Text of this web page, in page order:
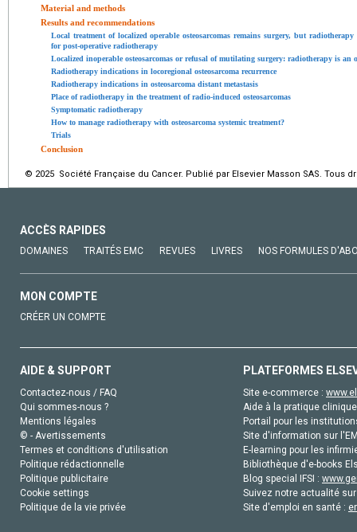
Material and methods
Results and recommendations
Local treatment of localized operable osteosarcomas remains surgery, but
for post-operative radiotherapy
Localized inoperable osteosarcomas or refusal of mutilating surgery: radiotherapy is an
Radiotherapy indications in locoregional osteosarcoma recurrence
Radiotherapy indications in osteosarcoma distant metastasis
Place of radiotherapy in the treatment of radio-induced osteosarcomas
Symptomatic radiotherapy
How to manage radiotherapy with osteosarcoma systemic treatment?
Trials
Conclusion
© 2025 Société Française du Cancer. Publié par Elsevier Masson SAS. Tous
ACCÈS RAPIDES
DOMAINES TRAITÉS EMC REVUES LIVRES NOS FORMULES
MON COMPTE
CRÉER UN COMPTE
AIDE & SUPPORT
Contactez-nous / FAQ
Qui sommes-nous ?
Mentions légales
© - Avertissements
Termes et conditions d'utilisation
Politique rédactionnelle
Politique publicitaire
Cookie settings
Politique de la vie privée
PLATEFORMES
Site e-commerce :
Aide à la pratique
Portail pour les
Site d'information sur
E-learning pour les
Bibliothèque d'e-books
Blog special IFSI :
Suivez notre actualité
Site d'emploi en santé :